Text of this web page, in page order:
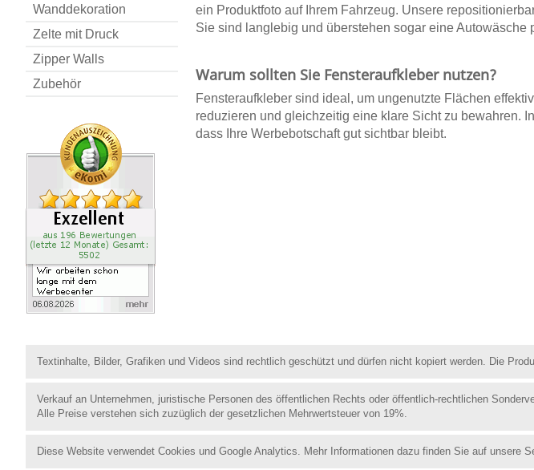
Wanddekoration
Zelte mit Druck
Zipper Walls
Zubehör
ein Produktfoto auf Ihrem Fahrzeug. Unsere
Sie sind langlebig und überstehen sogar eine Autowäsche
Warum sollten Sie Fensteraufkleber nutzen?
Fensteraufkleber sind ideal, um ungenutzte Flächen
reduzieren und gleichzeitig eine klare Sicht zu bewahren.
dass Ihre Werbebotschaft gut sichtbar bleibt.
Textinhalte, Bilder, Grafiken und Videos sind rechtlich geschützt und dürfen nicht kopiert werden. Die
Verkauf an Unternehmen, juristische Personen des öffentlichen Rechts oder öffentlich-rechtlichen
Alle Preise verstehen sich zuzüglich der gesetzlichen Mehrwertsteuer von 19%.
Diese Website verwendet Cookies und Google Analytics. Mehr Informationen dazu finden Sie auf unsere